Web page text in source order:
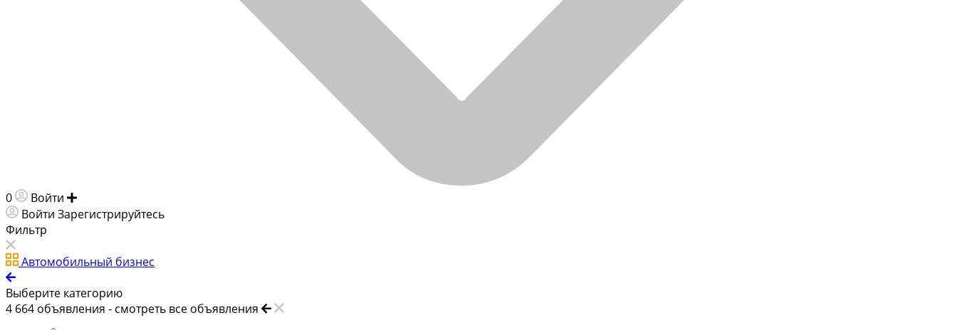
0 Войти
Войти Зарегистрируйтесь
Фильтр
Автомобильный бизнес
Выберите категорию
4 664 объявления - смотреть все объявления